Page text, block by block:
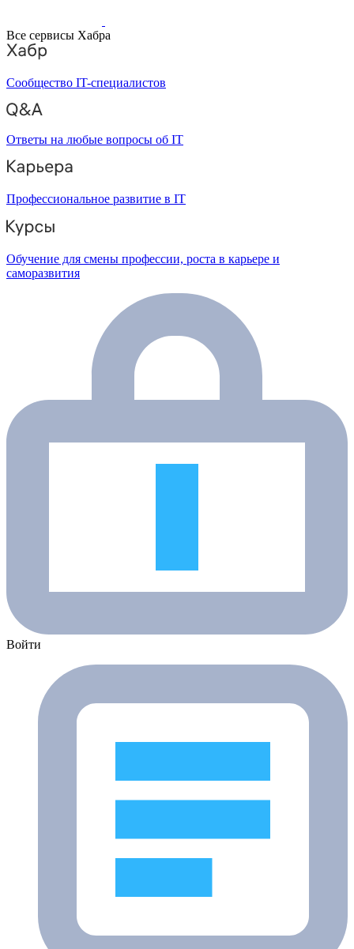
Все сервисы Хабра
Сообщество IT-специалистов
Ответы на любые вопросы об IT
Профессиональное развитие в IT
Обучение для смены профессии, роста в карьере и
саморазвития
Войти